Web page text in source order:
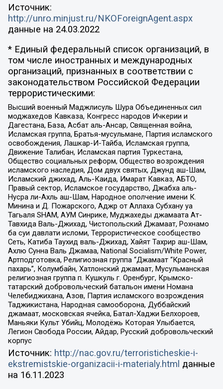
Источник:
http://unro.minjust.ru/NKOForeignAgent.aspx
данные на 24.03.2022
* Единый федеральный список организаций, в
том числе иностранных и международных
организаций, признанных в соответствии с
законодательством Российской Федерации
террористическими:
Высший военный Маджлисуль Шура Объединенных сил
моджахедов Кавказа, Конгресс народов Ичкерии и
Дагестана, База, Асбат аль-Ансар, Священная война,
Исламская группа, Братья-мусульмане, Партия исламского
освобождения, Лашкар-И-Тайба, Исламская группа,
Движение Талибан, Исламская партия Туркестана,
Общество социальных реформ, Общество возрождения
исламского наследия, Дом двух святых, Джунд аш-Шам,
Исламский джихад, Аль-Каида, Имарат Кавказ, АБТО,
Правый сектор, Исламское государство, Джабха аль-
Нусра ли-Ахль аш-Шам, Народное ополчение имени К.
Минина и Д. Пожарского, Аджр от Аллаха Субхану уа
Тагьаля SHAM, АУМ Синрике, Муджахеды джамаата Ат-
Тавхида Валь-Джихад, Чистопольский Джамаат, Рохнамо
ба суи давлати исломи, Террористическое сообщество
Сеть, Катиба Таухид валь-Джихад, Хайят Тахрир аш-Шам,
Ахлю Сунна Валь Джамаа, National Socialism/White Power,
Артподготовка, Религиозная группа “Джамаат “Красный
пахарь”, Колумбайн, Хатлонский джамаат, Мусульманская
религиозная группа п. Кушкуль г. Оренбург, Крымско-
татарский добровольческий батальон имени Номана
Челебиджихана, Азов, Партия исламского возрождения
Таджикистана, Народная самооборона, Дуббайский
джамаат, московская ячейка, Батал-Хаджи Белхороев,
Маньяки Культ Убийц, Молодёжь Которая Улыбается,
Легион Свобода России, Айдар, Русский добровольческий
корпус
Источник: http://nac.gov.ru/terroristicheskie-i-
ekstremistskie-organizacii-i-materialy.html данные
на 16.11.2023